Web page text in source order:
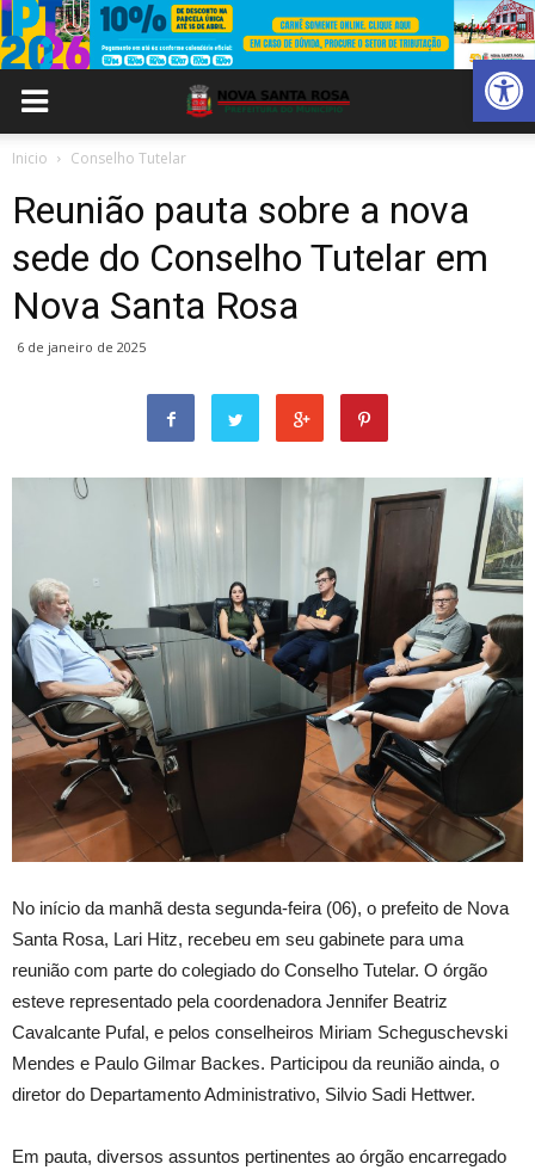
Abrir
Inicio Conselho Tutelar
Reunião pauta sobre a nova
sede do Conselho Tutelar em
Nova Santa Rosa
6 de janeiro de 2025
No início da manhã desta segunda-feira (06), o prefeito de Nova
Santa Rosa, Lari Hitz, recebeu em seu gabinete para uma
reunião com parte do colegiado do Conselho Tutelar. O órgão
esteve representado pela coordenadora Jennifer Beatriz
Cavalcante Pufal, e pelos conselheiros Miriam Scheguschevski
Mendes e Paulo Gilmar Backes. Participou da reunião ainda, o
diretor do Departamento Administrativo, Silvio Sadi Hettwer.
Em pauta, diversos assuntos pertinentes ao órgão encarregado